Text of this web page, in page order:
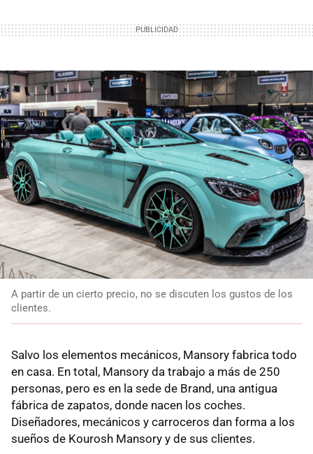
A partir de un cierto precio, no se discuten los gustos de los
clientes.
Salvo los elementos mecánicos, Mansory fabrica todo
en casa. En total, Mansory da trabajo a más de 250
personas, pero es en la sede de Brand, una antigua
fábrica de zapatos, donde nacen los coches.
Diseñadores, mecánicos y carroceros dan forma a los
sueños de Kourosh Mansory y de sus clientes.